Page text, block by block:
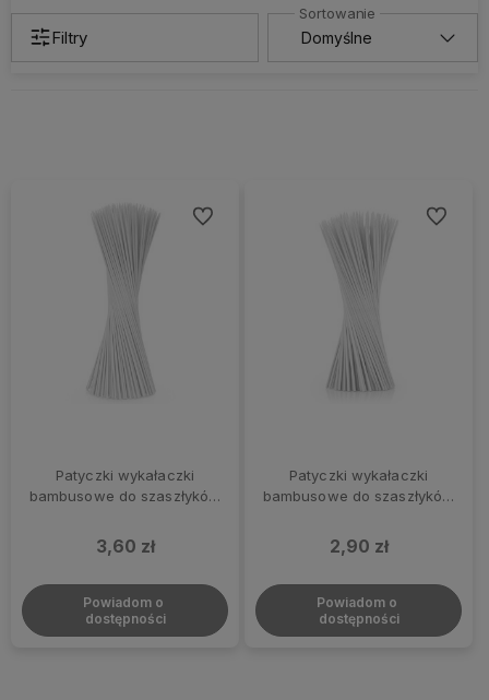
Filtry
Patyczki wykałaczki
bambusowe do szaszłyków
3,60 zł
Powiadom o
dostępności
Do ulubionych
Patyczki wykałaczki
bambusowe do szaszłyków
2,90 zł
Powiadom o
dostępności
Do